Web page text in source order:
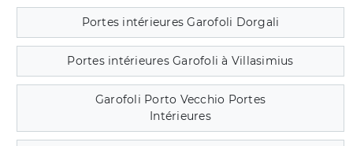
Portes intérieures Garofoli Dorgali
Portes intérieures Garofoli à Villasimius
Garofoli Porto Vecchio Portes
Intérieures